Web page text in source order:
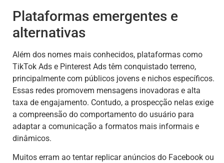
Plataformas emergentes e
alternativas
Além dos nomes mais conhecidos, plataformas como
TikTok Ads e Pinterest Ads têm conquistado terreno,
principalmente com públicos jovens e nichos específicos.
Essas redes promovem mensagens inovadoras e alta
taxa de engajamento. Contudo, a prospecção nelas exige
a compreensão do comportamento do usuário para
adaptar a comunicação a formatos mais informais e
dinâmicos.
Muitos erram ao tentar replicar anúncios do Facebook ou